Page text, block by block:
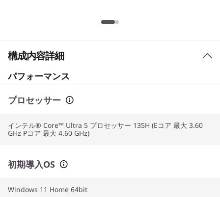
構成内容詳細
パフォーマンス
プロセッサー
インテル® Core™ Ultra 5 プロセッサー 135H (Eコア 最大 3.60
GHz Pコア 最大 4.60 GHz)
初期導入OS
Windows 11 Home 64bit